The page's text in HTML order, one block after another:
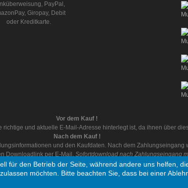
PayPal,
Giropay, Debit
oder Kreditkarte.
Vor dem Kauf !
und aktuelle E-Mail-Adresse hinterlegt ist, da ihnen über
Nach dem Kauf !
und den Kaufdaten. Nach dem
Downloadlink per E-Mail. Sofortdownload nach Zahlungseingang
für den Betrieb der Seite, während andere uns helfen,
möchten. Bitte beachten Sie, dass bei einer